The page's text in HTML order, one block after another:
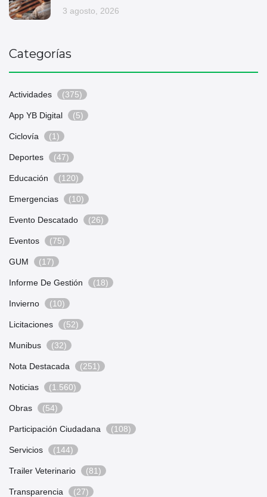
3 agosto, 2026
Categorías
Actividades (375)
App YB Digital (5)
Ciclovía (1)
Deportes (47)
Educación (120)
Emergencias (10)
Evento Descatado (26)
Eventos (75)
GUM (17)
Informe De Gestión (18)
Invierno (10)
Licitaciones (52)
Munibus (32)
Nota Destacada (251)
Noticias (1.560)
Obras (54)
Participación Ciudadana (108)
Servicios (144)
Trailer Veterinario (81)
Transparencia (27)